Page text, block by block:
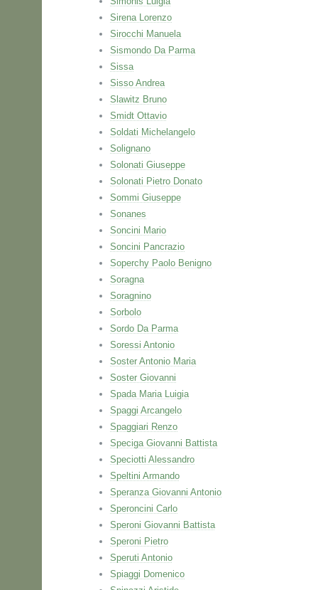
Sirena Lorenzo
Sirocchi Manuela
Sismondo Da Parma
Sissa
Sisso Andrea
Slawitz Bruno
Smidt Ottavio
Soldati Michelangelo
Solignano
Solonati Giuseppe
Solonati Pietro Donato
Sommi Giuseppe
Sonanes
Soncini Mario
Soncini Pancrazio
Soperchy Paolo Benigno
Soragna
Soragnino
Sorbolo
Sordo Da Parma
Soressi Antonio
Soster Antonio Maria
Soster Giovanni
Spada Maria Luigia
Spaggi Arcangelo
Spaggiari Renzo
Speciga Giovanni Battista
Speciotti Alessandro
Speltini Armando
Speranza Giovanni Antonio
Speroncini Carlo
Speroni Giovanni Battista
Speroni Pietro
Speruti Antonio
Spiaggi Domenico